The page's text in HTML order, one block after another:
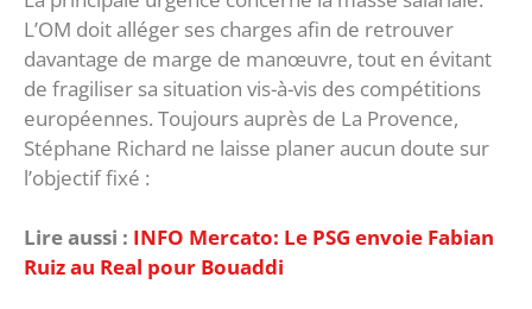
L’OM doit alléger ses charges afin de retrouver
davantage de marge de manœuvre, tout en évitant
de fragiliser sa situation vis-à-vis des compétitions
européennes. ‎Toujours auprès de La Provence,
Stéphane Richard ne laisse planer aucun doute sur
l’objectif fixé :
Lire aussi : INFO Mercato: Le PSG envoie Fabian
Ruiz au Real pour Bouaddi